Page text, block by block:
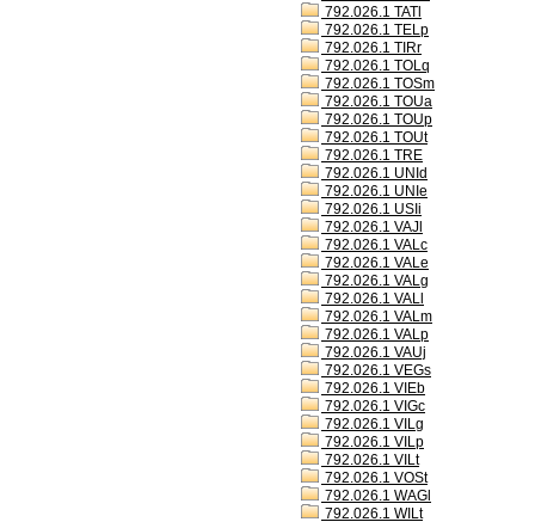
792.026.1 TATl
792.026.1 TELp
792.026.1 TIRr
792.026.1 TOLq
792.026.1 TOSm
792.026.1 TOUa
792.026.1 TOUp
792.026.1 TOUt
792.026.1 TRE
792.026.1 UNId
792.026.1 UNIe
792.026.1 USIi
792.026.1 VAJl
792.026.1 VALc
792.026.1 VALe
792.026.1 VALg
792.026.1 VALl
792.026.1 VALm
792.026.1 VALp
792.026.1 VAUj
792.026.1 VEGs
792.026.1 VIEb
792.026.1 VIGc
792.026.1 VILg
792.026.1 VILp
792.026.1 VILt
792.026.1 VOSt
792.026.1 WAGl
792.026.1 WILt